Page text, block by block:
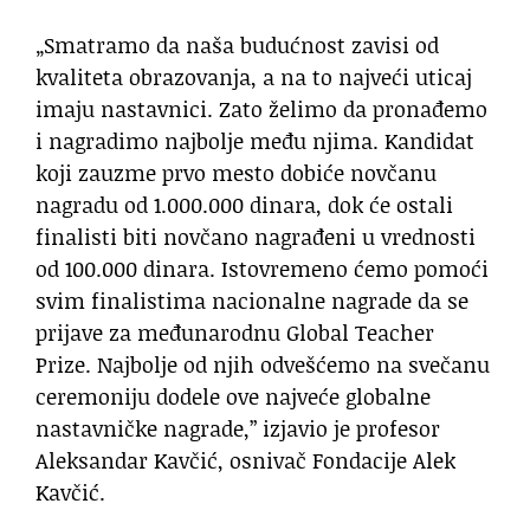
„Smatramo da naša budućnost zavisi od
kvaliteta obrazovanja, a na to najveći uticaj
imaju nastavnici. Zato želimo da pronađemo
i nagradimo najbolje među njima. Kandidat
koji zauzme prvo mesto dobiće novčanu
nagradu od 1.000.000 dinara, dok će ostali
finalisti biti novčano nagrađeni u vrednosti
od 100.000 dinara. Istovremeno ćemo pomoći
svim finalistima nacionalne nagrade da se
prijave za međunarodnu Global Teacher
Prize. Najbolje od njih odvešćemo na svečanu
ceremoniju dodele ove najveće globalne
nastavničke nagrade,” izjavio je profesor
Aleksandar Kavčić, osnivač Fondacije Alek
Kavčić.